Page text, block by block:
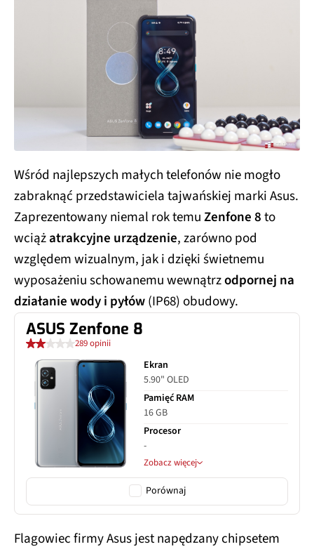
Wśród najlepszych małych telefonów nie mogło
zabraknąć przedstawiciela tajwańskiej marki Asus.
Zaprezentowany niemal rok temuZenfone 8to
wciążatrakcyjne urządzenie, zarówno pod
względem wizualnym, jak i dzięki świetnemu
wyposażeniu schowanemu wewnątrzodpornej na
działanie wody i pyłów(IP68) obudowy.
ASUS Zenfone 8
289 opinii
Ekran
5.90" OLED
Pamięć RAM
16 GB
Procesor
-
Zobacz więcej
Porównaj
Flagowiec firmy Asus jest napędzany chipsetem